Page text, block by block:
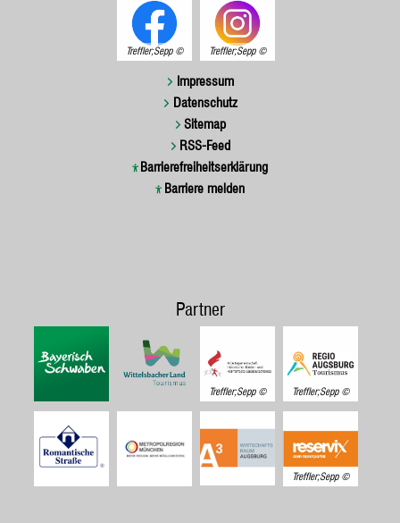
Treffler;Sepp Treffler;Sepp
Impressum
Datenschutz
Sitemap
RSS-Feed
Barrierefreiheitserklärung
Barriere melden
Partner
Treffler;Sepp Treffler;Sepp
Treffler;Sepp